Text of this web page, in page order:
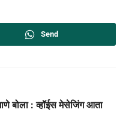
Send
बोला : व्हॉईस मेसेजिंग आता